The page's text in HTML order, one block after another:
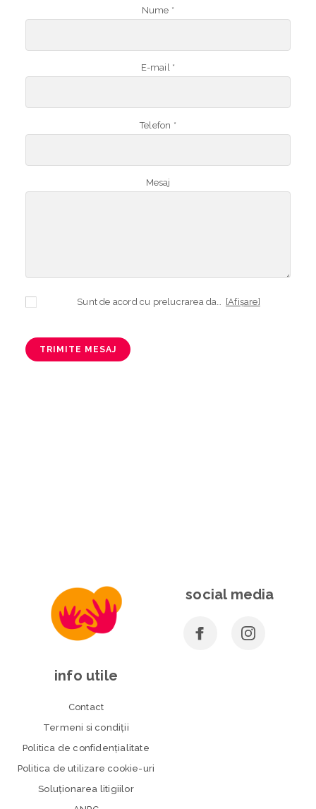
Nume *
E-mail *
Telefon *
Mesaj
[Afișare]
TRIMITE MESAJ
social media
info utile
Contact
Termeni si condiţii
Politica de confidenţialitate
Politica de utilizare cookie-uri
Soluționarea litigiilor